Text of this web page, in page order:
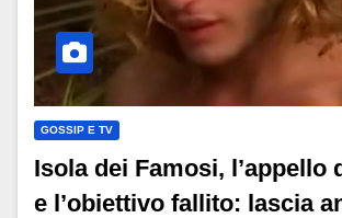
GOSSIP E TV
Isola dei Famosi, l’appello
e l’obiettivo fallito: lascia